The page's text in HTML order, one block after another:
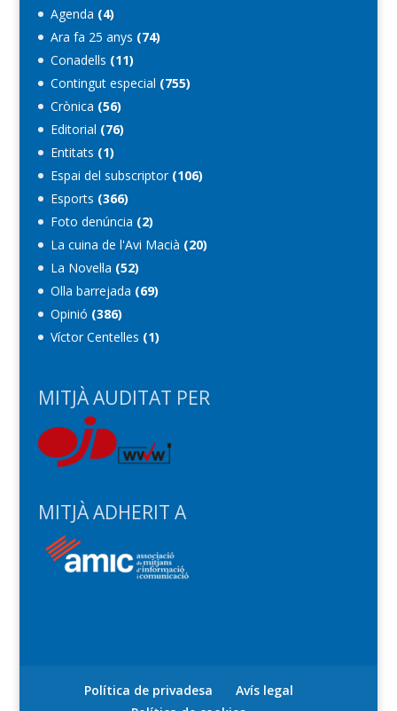
Agenda (4)
Ara fa 25 anys (74)
Conadells (11)
Contingut especial (755)
Crònica (56)
Editorial (76)
Entitats (1)
Espai del subscriptor(106)
Esports (366)
Foto denúncia (2)
La cuina de l'Avi Macià (20)
La Novel·la (52)
Olla barrejada (69)
Opinió (386)
Víctor Centelles (1)
MITJÀ AUDITAT PER
MITJÀ ADHERIT A
Política de privadesa
Avís legal